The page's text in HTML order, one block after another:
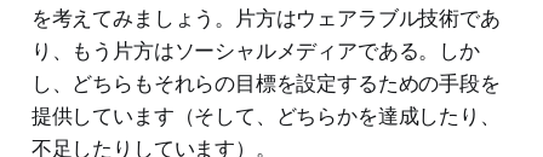
を考えてみましょう。片方はウェアラブル技術であ
り、もう片方はソーシャルメディアである。しか
し、どちらもそれらの目標を設定するための手段を
提供しています（そして、どちらかを達成したり、
不足したりしています）。